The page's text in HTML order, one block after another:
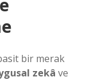
bir merak
zekâ ve